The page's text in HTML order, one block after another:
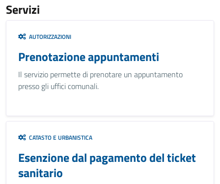
Servizi
AUTORIZZAZIONI
Prenotazione appuntamenti
Il servizio permette di prenotare un appuntamento
presso gli uffici comunali.
CATASTO E URBANISTICA
Esenzione dal pagamento del ticket
sanitario